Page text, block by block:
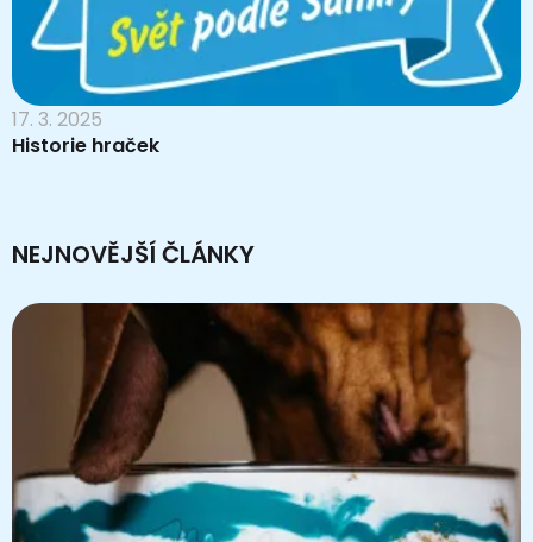
17. 3. 2025
Historie hraček
NEJNOVĚJŠÍ ČLÁNKY